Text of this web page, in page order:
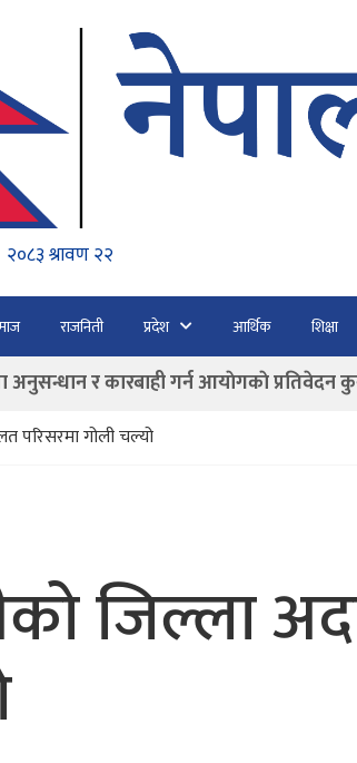
राजनिती प्रदेश आर्थिक शिक्षा
उडानमार्फत १५७ यात्रु भैरहवाबाट
मुद्राको रुपमा ‘युरो’ लागु नगर्ने
र कारबाही गर्न आयाेगकाे प्रतिवेदन
मृत्यु हुनेको संख्या ६० पुग्यो
परिसरमा गोली चल्यो
जिल्ला